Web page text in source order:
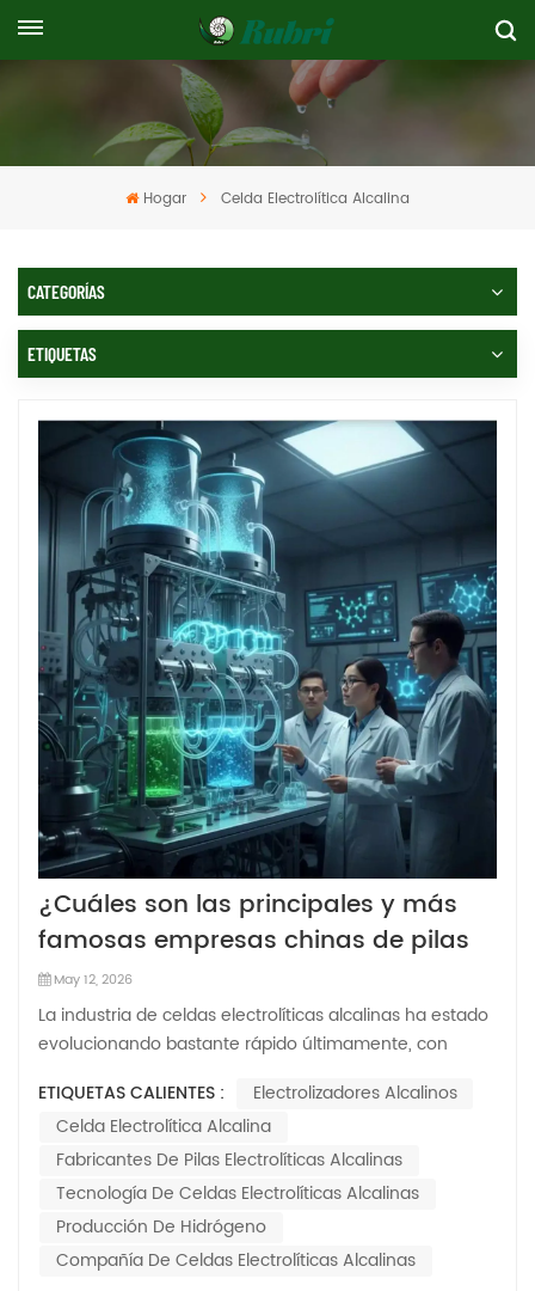
Hogar Celda Electrolítica Alcalina
CATEGORÍAS
ETIQUETAS
¿Cuáles son las principales y más
famosas empresas chinas de pilas
electrolíticas alcalinas?
May 12, 2026
La industria de celdas electrolíticas alcalinas ha estado
evolucionando bastante rápido últimamente, con
causando sensación. Según un informe de Global
Market Insights, esperan que el mercado de
electrolizadores alcalinos Crecer a una tasa anual
compuesta...
ETIQUETAS CALIENTES :
Electrolizadores Alcalinos
Celda Electrolítica Alcalina
Fabricantes De Pilas Electrolíticas Alcalinas
Tecnología De Celdas Electrolíticas Alcalinas
Producción De Hidrógeno
Compañía De Celdas Electrolíticas Alcalinas